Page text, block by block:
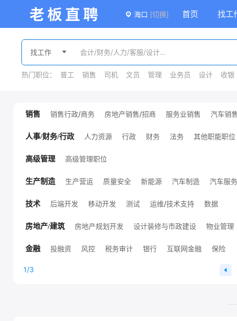
海口 [切换] 首页 找工
热门职位： 普工 销售 司机 文员 管理 业务员 设计 收银
销售 销售行政/商务 房地产销售/招商 服务业销售
汽车销
医疗销售
销售管理 其他销售职位
人事/财务/行政 人力资源 行政 财务 法务 其他职能职位
高级管理 高级管理职位
生产制造 生产营运 质量安全 新能源 汽车制造
汽车服务
其他生产制造职位
环保 能源/地质
技术 后端开发 移动开发 测试 运维/技术支持
数据
高端技术职位
人工智能 销售技术支持 其他技术职位
房地产/建筑 房地产规划开发 设计装修与市政建设
物业管理
金融 投融资 风控 税务审计 银行 互联网金融
保险
1/3